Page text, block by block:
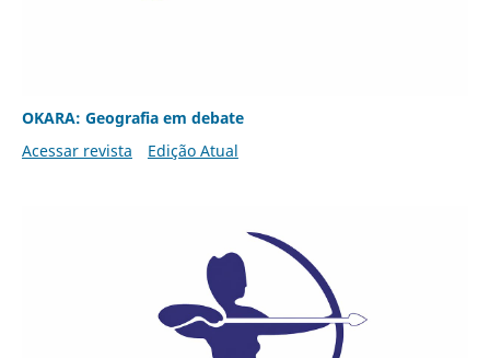
OKARA: Geografia em debate
Acessar revista
Edição Atual